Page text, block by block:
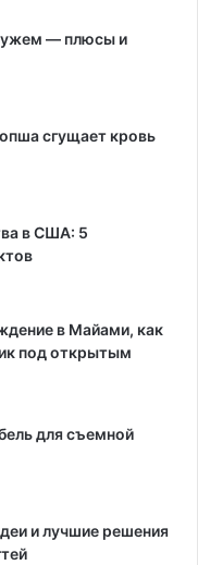
— плюсы и
сгущает кровь
в США: 5
в Майами, как
под открытым
для съемной
и лучшие решения